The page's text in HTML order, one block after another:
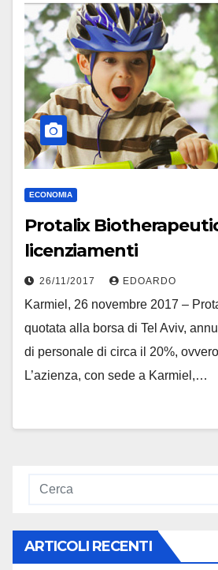
ECONOMIA
Protalix
licenziamenti
26/11/2017 EDOARDO
Karmiel, 26 novembre 2017 –
quotata alla borsa di Tel Aviv,
di personale di circa il 20%,
L’azienza, con sede a Karmiel,…
ARTICOLI RECENTI